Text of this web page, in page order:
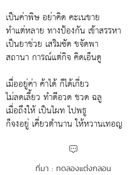
เป็นค่าพิษ อย่าคิด คะเนขาย
ทำแต่หลาย ทางป้องกัน เข้าสรรหา
เป็นยาช่วย เสริมซัด ขจัดพา
สถานา การณ์แต่กิจ คิดเอ็นดู
เมื่ออยู่ค่า ค้าได้ ก็ได้เกี่ยว
ไม่ลดเลี้ยว ทำดีอวด ชวด ฉลู
เมื่อถึงให้ เป็นไผท ไปพธู
ก็จงอยู่ เคี่ยวตำนาน ให้หวานเทอญ
ที่มา : ทดลองแต่งกลอน